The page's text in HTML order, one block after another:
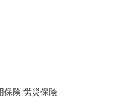
保険 労災保険